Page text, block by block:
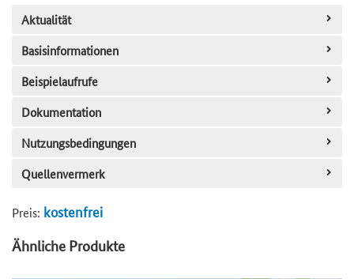
Aktualität
Basisinformationen
Beispielaufrufe
Dokumentation
Nutzungsbedingungen
Quellenvermerk
Preis: kostenfrei
Ähnliche Produkte